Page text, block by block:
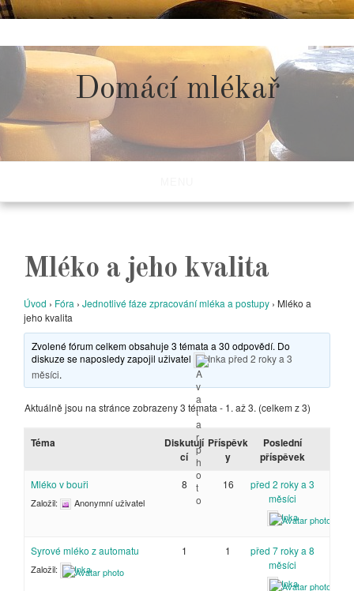
to
content
Domácí mlékař
Mléko a jeho kvalita
Úvod › Fóra › Jednotlivé fáze zpracování mléka a postupy › Mléko a
jeho kvalita
Zvolené fórum celkem obsahuje 3 témata a 30 odpovědí. Do
diskuze se naposledy zapojil uživatel
Inka před 2 roky a 3
měsíci.
Aktuálně jsou na stránce zobrazeny 3 témata - 1. až 3. (celkem z 3)
Téma
Diskutují
cí
Příspěvk
y
Poslední
příspěvek
Mléko v bouři
Založil: Anonymní uživatel
8 16
před 2 roky a 3
měsíci
Inka
Syrové mléko z automatu
Založil: Inka
1 1
před 7 roky a 8
měsíci
Inka